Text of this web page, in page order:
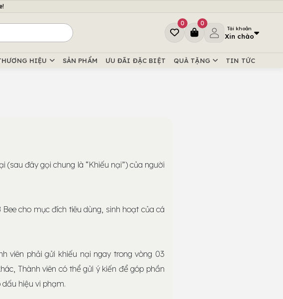
0 0
Tài khoản
Xin chào
HIỆU SẢN PHẨM ƯU ĐÃI ĐẶC BIỆT QUÀ TẶNG TIN TỨC
(sau đây gọi chung là “Khiếu nại”) của người
cho mục đích tiêu dùng, sinh hoạt của cá
viên phải gửi khiếu nại ngay trong vòng 03
Thành viên có thể gửi ý kiến để góp phần
hiệu vi phạm.